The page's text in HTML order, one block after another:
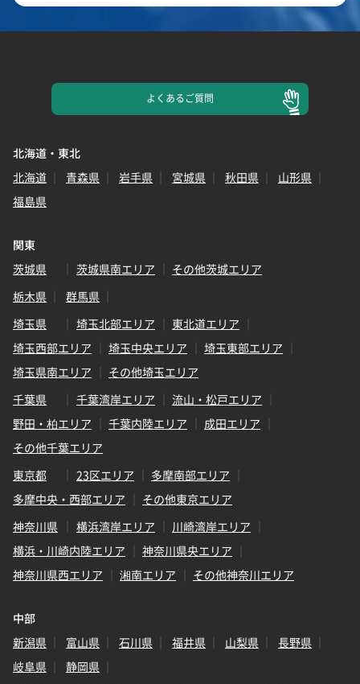
よくあるご質問
北海道・東北
北海道
青森県 岩手県 宮城県 秋田県
山形県
福島県
関東
茨城県
茨城県南エリア
その他茨城エリア
栃木県
群馬県
埼玉県
埼玉北部エリア
東北道エリア
埼玉西部エリア
埼玉中央エリア
埼玉東部エリア
埼玉県南エリア
その他埼玉エリア
千葉県
千葉湾岸エリア
流山・松戸エリア
野田・柏エリア
千葉内陸エリア
成田エリア
その他千葉エリア
東京都
23区エリア
多摩南部エリア
多摩中央・西部エリア
その他東京エリア
神奈川県
横浜湾岸エリア
川崎湾岸エリア
横浜・川崎内陸エリア
神奈川県央エリア
神奈川県西エリア
湘南エリア その他神奈川エリア
中部
新潟県
富山県 石川県 福井県 山梨県
長野県
岐阜県
静岡県